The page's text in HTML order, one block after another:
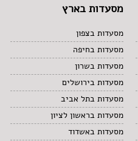
מסעדות בארץ
מסעדות בצפון
מסעדות בחיפה
מסעדות בשרון
מסעדות בירושלים
מסעדות בתל אביב
מסעדות בראשון לציון
מסעדות באשדוד